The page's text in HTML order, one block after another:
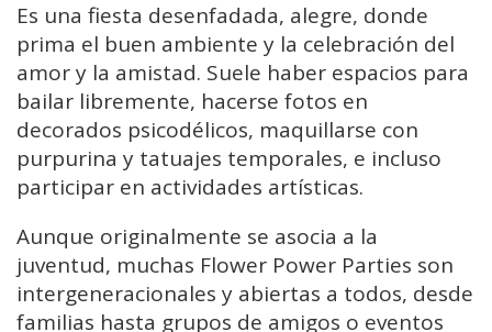
Es una fiesta desenfadada, alegre, donde
prima el buen ambiente y la celebración del
amor y la amistad. Suele haber espacios para
bailar libremente, hacerse fotos en
decorados psicodélicos, maquillarse con
purpurina y tatuajes temporales, e incluso
participar en actividades artísticas.
Aunque originalmente se asocia a la
juventud, muchas Flower Power Parties son
intergeneracionales y abiertas a todos, desde
familias hasta grupos de amigos o eventos